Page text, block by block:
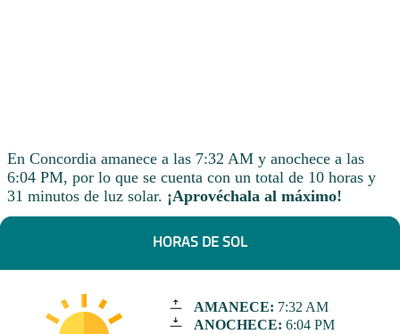
En Concordia amanece a las 7:32 AM y anochece a las
6:04 PM, por lo que se cuenta con un total de 10 horas y
31 minutos de luz solar. ¡Aprovéchala al máximo!
HORAS DE SOL
AMANECE: 7:32 AM
ANOCHECE: 6:04 PM